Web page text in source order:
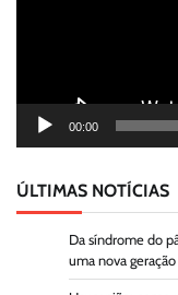
00:00
ÚLTIMAS NOTÍCIAS
Da síndrome do
uma nova